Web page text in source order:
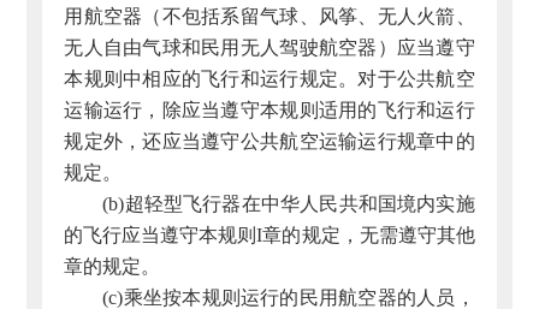
用航空器（不包括系留气球、风筝、无人火箭、
无人自由气球和民用无人驾驶航空器）应当遵守
本规则中相应的飞行和运行规定。对于公共航空
运输运行，除应当遵守本规则适用的飞行和运行
规定外，还应当遵守公共航空运输运行规章中的
规定。
(b)超轻型飞行器在中华人民共和国境内实施
的飞行应当遵守本规则I章的规定，无需遵守其他
章的规定。
(c)乘坐按本规则运行的民用航空器的人员，